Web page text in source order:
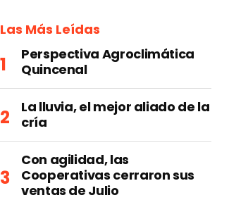
Las Más Leídas
Perspectiva Agroclimática
Quincenal
La lluvia, el mejor aliado de la
cría
Con agilidad, las
Cooperativas cerraron sus
ventas de Julio